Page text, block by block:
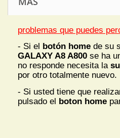
problemas que puedes
- Si el
botón home de su
GALAXY A8 A800 se ha
no responde necesita la
por otro totalmente nuevo.
- Si usted tiene que
pulsado el boton home